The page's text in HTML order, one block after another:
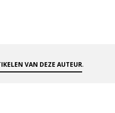
VAN DEZE AUTEUR.